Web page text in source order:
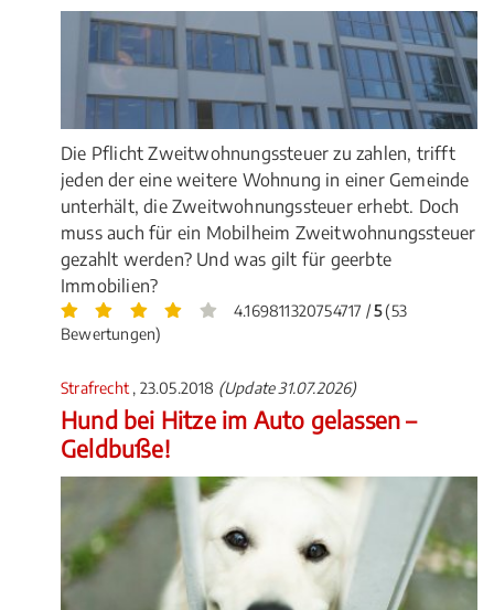
Die Pflicht Zweitwohnungssteuer zu zahlen, trifft
jeden der eine weitere Wohnung in einer Gemeinde
unterhält, die Zweitwohnungssteuer erhebt. Doch
muss auch für ein Mobilheim Zweitwohnungssteuer
gezahlt werden? Und was gilt für geerbte
Immobilien?
4.169811320754717 /5(53
Bewertungen)
Strafrecht , 23.05.2018 (Update 31.07.2026)
Hund bei Hitze im Auto gelassen –
Geldbuße!